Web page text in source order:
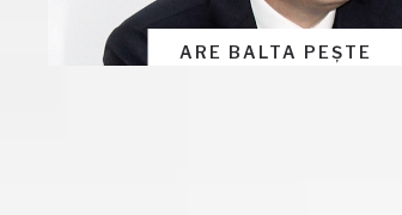
ARE BALTA PEȘTE